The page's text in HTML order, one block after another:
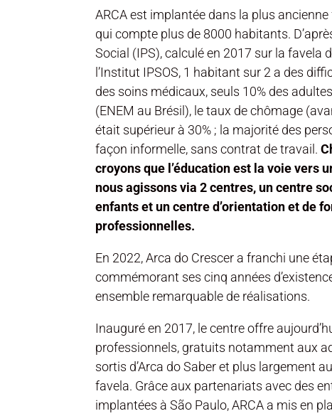
ARCA est implantée dans la plus
qui compte plus de 8000 habitants.
Social (IPS), calculé en 2017 sur la favela
l’Institut IPSOS, 1 habitant sur 2 a des
des soins médicaux, seuls 10% des
(ENEM au Brésil), le taux de chômage
était supérieur à 30% ; la majorité des
façon informelle, sans contrat de travail.
croyons que l’éducation est la voie vers
nous agissons via 2 centres, un centre
enfants et un centre d’orientation et de
professionnelles.
En 2022, Arca do Crescer a franchi une
commémorant ses cinq années
ensemble remarquable de réalisations.
Inauguré en 2017, le centre offre
professionnels, gratuits notamment aux
sortis d’Arca do Saber et plus largement
favela. Grâce aux partenariats avec des
implantées à São Paulo, ARCA a mis en